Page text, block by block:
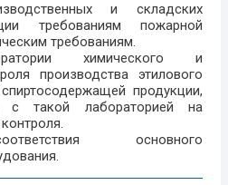
и складских
требованиям пожарной
требованиям.
химического и
производства этилового
продукции,
с такой лабораторией на
основного